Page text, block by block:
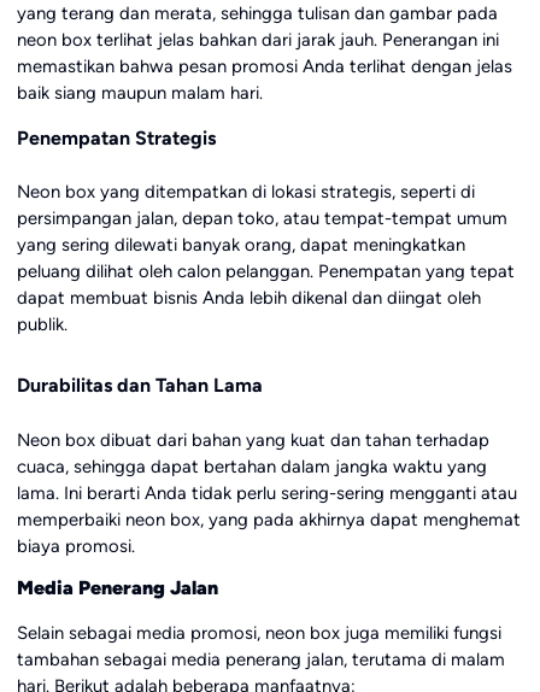
yang terang dan merata, sehingga tulisan dan gambar pada
neon box terlihat jelas bahkan dari jarak jauh. Penerangan ini
memastikan bahwa pesan promosi Anda terlihat dengan jelas
baik siang maupun malam hari.
Penempatan Strategis
Neon box yang ditempatkan di lokasi strategis, seperti di
persimpangan jalan, depan toko, atau tempat-tempat umum
yang sering dilewati banyak orang, dapat meningkatkan
peluang dilihat oleh calon pelanggan. Penempatan yang tepat
dapat membuat bisnis Anda lebih dikenal dan diingat oleh
publik.
Durabilitas dan Tahan Lama
Neon box dibuat dari bahan yang kuat dan tahan terhadap
cuaca, sehingga dapat bertahan dalam jangka waktu yang
lama. Ini berarti Anda tidak perlu sering-sering mengganti atau
memperbaiki neon box, yang pada akhirnya dapat menghemat
biaya promosi.
Media Penerang Jalan
Selain sebagai media promosi, neon box juga memiliki fungsi
tambahan sebagai media penerang jalan, terutama di malam
hari. Berikut adalah beberapa manfaatnya: